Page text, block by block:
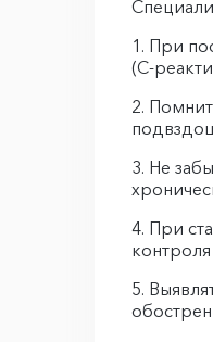
При
(С-
Не
При